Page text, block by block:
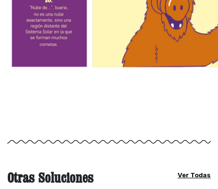
Otras Soluciones Ver Todas